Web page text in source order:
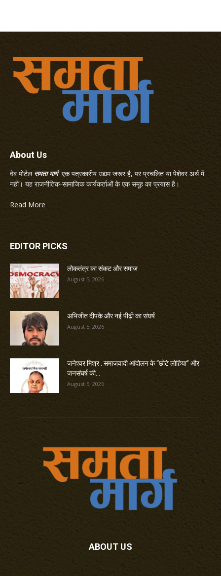
About Us
वेब पोर्टल समता मार्गएक पत्रकारीय उद्यम जरूर है, पर प्रचलित या पेशेवर अर्थ में
नहीं। यह राजनीतिक-सामाजिक कार्यकर्ताओं के एक समूह का प्रयास है।
Read More
EDITOR PICKS
लोकतंत्र का संकट और समाज
August 5, 2026
अभिजीत दीपके और नई पीढ़ी का संघर्ष
August 5, 2026
जनेश्वर मिश्र : समाजवादी आंदोलन के “छोटे लोहिया” और
जनसंघर्ष की...
August 5, 2026
ABOUT US